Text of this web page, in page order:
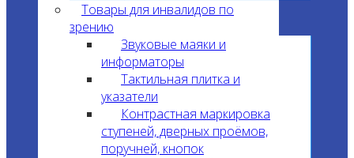
Товары для инвалидов по
зрению
Звуковые маяки и
информаторы
Тактильная плитка и
указатели
Контрастная маркировка
ступеней, дверных проёмов,
поручней, кнопок